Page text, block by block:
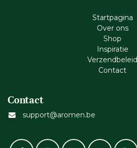
Startpagina
Ove​r​ ons
Shop
Inspiratie
Verzendbeleid
Cont​act
Contact
support@aromen.be